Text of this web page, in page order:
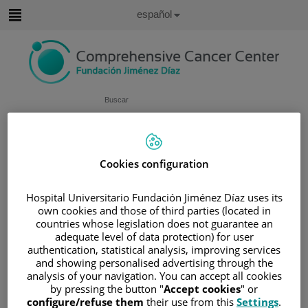
contenido
Buscar
Idioma
Español
/
INFORMACIÓN Y SOPORTE AL PACIENTE
INFORMACIÓN GENERAL/TRATAMIENTO
/TERAPIA BIOLÓGICA/¿QUÉ ES?
¿Qué es?
Las terapias dirigidas (a veces conocidas como terapias
Cookies configuration
Hospital Universitario Fundación Jiménez Díaz uses its
own cookies and those of third parties (located in
countries whose legislation does not guarantee an
adequate level of data protection) for user
authentication, statistical analysis, improving services
and showing personalised advertising through the
analysis of your navigation. You can accept all cookies
by pressing the button "Accept cookies" or
configure/refuse them their use from this Settings.